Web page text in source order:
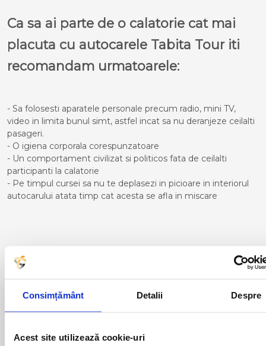
Consimțământ Detalii Despre
Acest site utilizează cookie-uri
Ca sa ai parte de o calatorie cat mai
placuta cu autocarele Tabita Tour iti
recomandam urmatoarele:
- Sa folosesti aparatele personale precum radio, mini TV,
video in limita bunul simt, astfel incat sa nu deranjeze ceilalti
pasageri.
- O igiena corporala corespunzatoare
- Un comportament civilizat si politicos fata de ceilalti
participanti la calatorie
- Pe timpul cursei sa nu te deplasezi in picioare in interiorul
autocarului atata timp cat acesta se afla in miscare
Curse din Romania catre
MALAGA:
ACAS
AIUD
ALESD
LUGOJ
MEDGIDIA
MIZIL